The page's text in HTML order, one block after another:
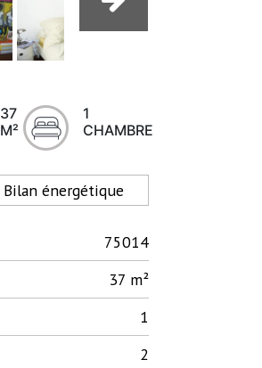
37
M²
1
CHAMBRE
Bilan énergétique
75014
37 m²
1
2